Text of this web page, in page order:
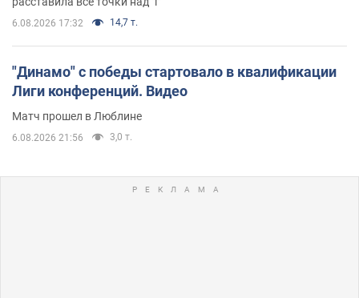
6.08.2026 17:32 14,7 т.
"Динамо" с победы стартовало в квалификации
Лиги конференций. Видео
Матч прошел в Люблине
6.08.2026 21:56 3,0 т.